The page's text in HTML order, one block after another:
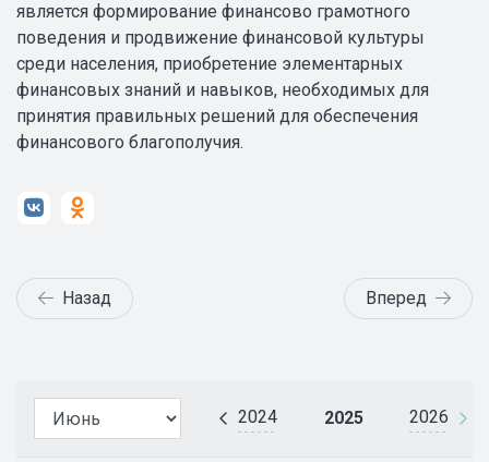
2024 2025 2026
является формирование финансово грамотного
поведения и продвижение финансовой культуры
среди населения, приобретение элементарных
финансовых знаний и навыков, необходимых для
принятия правильных решений для обеспечения
финансового благополучия.
Назад Вперед